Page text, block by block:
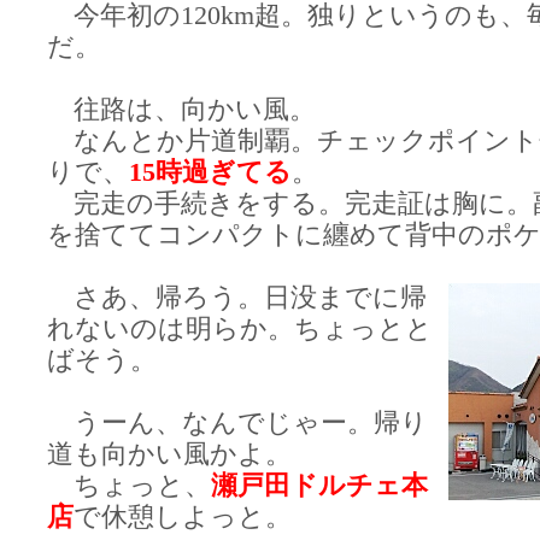
今年初の120km超。独りというのも、
だ。
往路は、向かい風。
なんとか片道制覇。チェックポイン
りで、 15時過ぎてる 。
完走の手続きをする。完走証は胸に。
を捨ててコンパクトに纏めて背中のポ
さあ、帰ろう。日没までに帰
れないのは明らか。ちょっとと
ばそう。
うーん、なんでじゃー。帰り
道も向かい風かよ。
ちょっと、瀬戸田ドルチェ本
店で休憩しよっと。